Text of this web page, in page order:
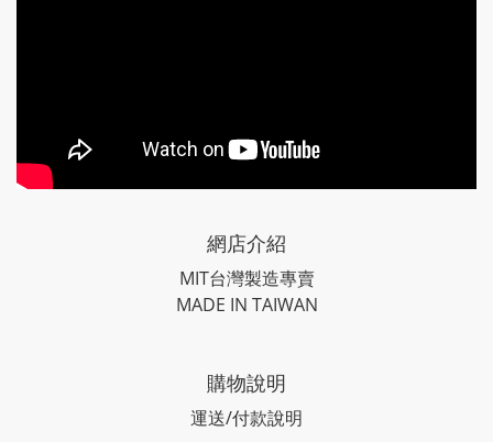
網店介紹
MIT台灣製造專賣
MADE IN TAIWAN
購物說明
運送/付款說明